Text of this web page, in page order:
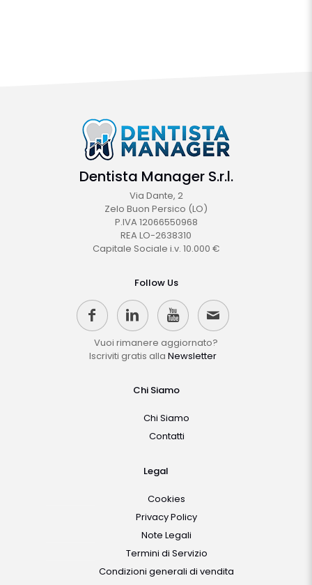
Dentista Manager S.r.l.
Via Dante, 2
Zelo Buon Persico (LO)
P.IVA 12066550968
REA LO-2638310
Capitale Sociale i.v. 10.000 €
Follow Us
Vuoi rimanere aggiornato?
Iscriviti gratis alla Newsletter
Chi Siamo
Chi Siamo
Contatti
Legal
Cookies
Privacy Policy
Note Legali
Termini di Servizio
Condizioni generali di vendita